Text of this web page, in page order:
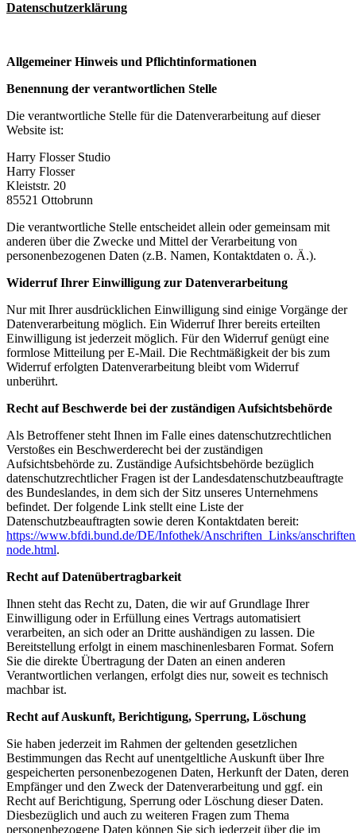
Datenschutzerklärung
Allgemeiner Hinweis und Pflichtinformationen
Benennung der verantwortlichen Stelle
Die verantwortliche Stelle für die Datenverarbeitung auf dieser
Website ist:
Harry Flosser Studio
Harry Flosser
Kleiststr. 20
85521 Ottobrunn
Die verantwortliche Stelle entscheidet allein oder gemeinsam mit
anderen über die Zwecke und Mittel der Verarbeitung von
personenbezogenen Daten (z.B. Namen, Kontaktdaten o. Ä.).
Widerruf Ihrer Einwilligung zur Datenverarbeitung
Nur mit Ihrer ausdrücklichen Einwilligung sind einige Vorgänge der
Datenverarbeitung möglich. Ein Widerruf Ihrer bereits erteilten
Einwilligung ist jederzeit möglich. Für den Widerruf genügt eine
formlose Mitteilung per E-Mail. Die Rechtmäßigkeit der bis zum
Widerruf erfolgten Datenverarbeitung bleibt vom Widerruf
unberührt.
Recht auf Beschwerde bei der zuständigen Aufsichtsbehörde
Als Betroffener steht Ihnen im Falle eines datenschutzrechtlichen
Verstoßes ein Beschwerderecht bei der zuständigen
Aufsichtsbehörde zu. Zuständige Aufsichtsbehörde bezüglich
datenschutzrechtlicher Fragen ist der Landesdatenschutzbeauftragte
des Bundeslandes, in dem sich der Sitz unseres Unternehmens
befindet. Der folgende Link stellt eine Liste der
Datenschutzbeauftragten sowie deren Kontaktdaten bereit:
https://www.bfdi.bund.de/DE/Infothek/Anschriften_Links/
node.html.
Recht auf Datenübertragbarkeit
Ihnen steht das Recht zu, Daten, die wir auf Grundlage Ihrer
Einwilligung oder in Erfüllung eines Vertrags automatisiert
verarbeiten, an sich oder an Dritte aushändigen zu lassen. Die
Bereitstellung erfolgt in einem maschinenlesbaren Format. Sofern
Sie die direkte Übertragung der Daten an einen anderen
Verantwortlichen verlangen, erfolgt dies nur, soweit es technisch
machbar ist.
Recht auf Auskunft, Berichtigung, Sperrung, Löschung
Sie haben jederzeit im Rahmen der geltenden gesetzlichen
Bestimmungen das Recht auf unentgeltliche Auskunft über Ihre
gespeicherten personenbezogenen Daten, Herkunft der Daten, deren
Empfänger und den Zweck der Datenverarbeitung und ggf. ein
Recht auf Berichtigung, Sperrung oder Löschung dieser Daten.
Diesbezüglich und auch zu weiteren Fragen zum Thema
personenbezogene Daten können Sie sich jederzeit über die im